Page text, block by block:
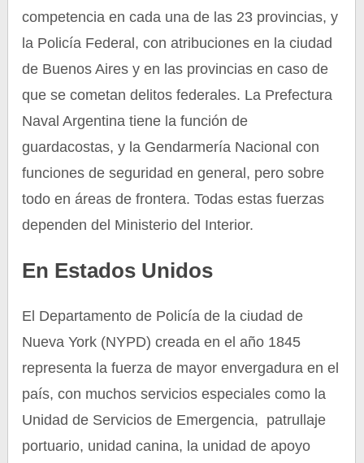
competencia en cada una de las 23 provincias, y
la Policía Federal, con atribuciones en la ciudad
de Buenos Aires y en las provincias en caso de
que se cometan delitos federales. La Prefectura
Naval Argentina tiene la función de
guardacostas, y la Gendarmería Nacional con
funciones de seguridad en general, pero sobre
todo en áreas de frontera. Todas estas fuerzas
dependen del Ministerio del Interior.
En Estados Unidos
El Departamento de Policía de la ciudad de
Nueva York (NYPD) creada en el año 1845
representa la fuerza de mayor envergadura en el
país, con muchos servicios especiales como la
Unidad de Servicios de Emergencia, patrullaje
portuario, unidad canina, la unidad de apoyo